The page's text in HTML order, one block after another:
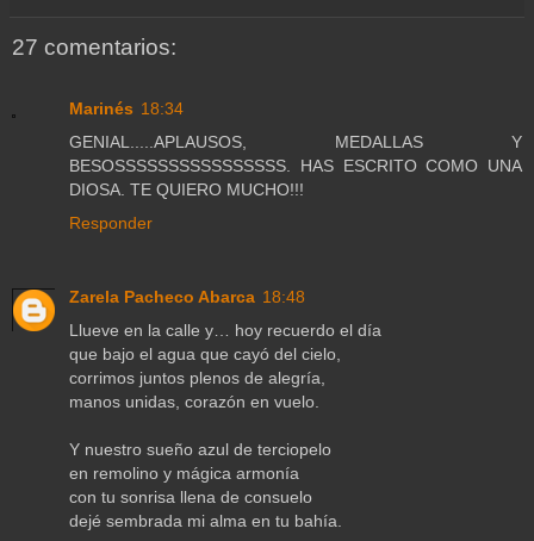
27 comentarios:
Marinés 18:34
GENIAL.....APLAUSOS, MEDALLAS Y
BESOSSSSSSSSSSSSSSSS. HAS ESCRITO COMO UNA
DIOSA. TE QUIERO MUCHO!!!
Responder
Zarela Pacheco Abarca 18:48
Llueve en la calle y… hoy recuerdo el día
que bajo el agua que cayó del cielo,
corrimos juntos plenos de alegría,
manos unidas, corazón en vuelo.
Y nuestro sueño azul de terciopelo
en remolino y mágica armonía
con tu sonrisa llena de consuelo
dejé sembrada mi alma en tu bahía.